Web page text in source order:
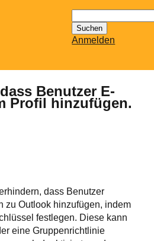
nach:
Anmelden
Benutzer E-
Profil hinzufügen.
dass Benutzer
zu Outlook hinzufügen, indem
festlegen. Diese kann
eine Gruppenrichtlinie